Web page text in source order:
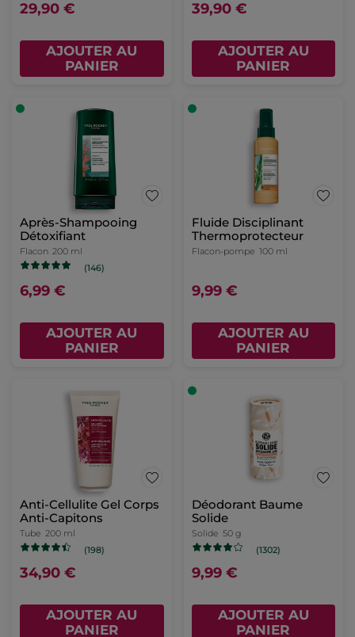
29,90 €
AJOUTER AU
PANIER
39,90 €
AJOUTER AU
PANIER
Après-Shampooing
Détoxifiant
Flacon 200 ml
(146)
6,99 €
AJOUTER AU
PANIER
Fluide Disciplinant
Thermoprotecteur
Flacon-pompe 100 ml
9,99 €
AJOUTER AU
PANIER
Anti-Cellulite Gel Corps
Anti-Capitons
Tube 200 ml
(198)
34,90 €
AJOUTER AU
PANIER
Déodorant Baume
Solide
Solide 50 g
(1302)
9,99 €
AJOUTER AU
PANIER